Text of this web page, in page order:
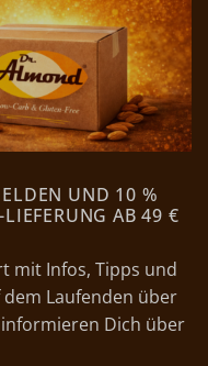
UND 10 %
AB 49 €
mit Infos, Tipps und
Laufenden über
Dich über